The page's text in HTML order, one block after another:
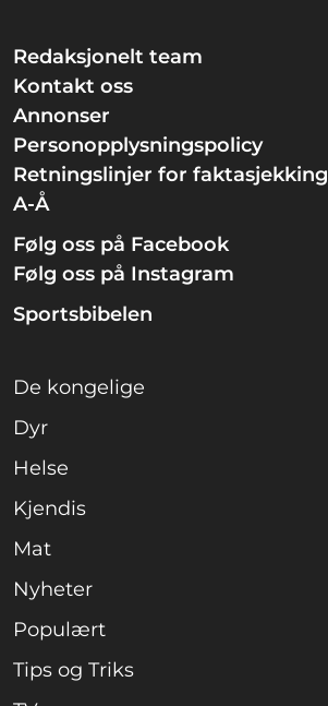
Redaksjonelt team
Kontakt oss
Annonser
Personopplysningspolicy
Retningslinjer for faktasjekking
A-Å
Følg oss på Facebook
Følg oss på Instagram
Sportsbibelen
De kongelige
Dyr
Helse
Kjendis
Mat
Nyheter
Populært
Tips og Triks